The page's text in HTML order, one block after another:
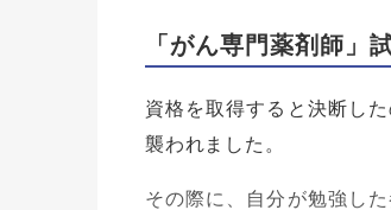
「がん専門薬剤師」
資格を取得すると決断し
襲われました。
その際に、自分が勉強し